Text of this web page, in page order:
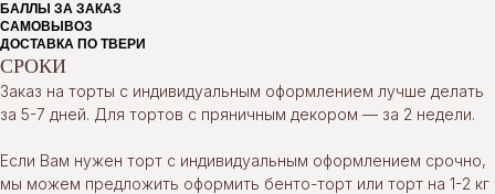
БАЛЛЫ ЗА ЗАКАЗ
САМОВЫВОЗ
ДОСТАВКА ПО ТВЕРИ
СРОКИ
Заказ на торты с индивидуальным оформлением лучше делать
за 5-7 дней. Для тортов с пряничным декором — за 2 недели.
Если Вам нужен торт с индивидуальным оформлением срочно,
мы можем предложить оформить бенто-торт или торт на 1-2 кг